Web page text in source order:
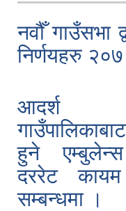
नवौँ गाउँसभा
निर्णयहरु
आदर्श
हुने
दररेट कायम
सम्बन्धमा ।